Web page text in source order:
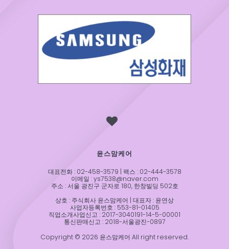
윤스맘케어
대표전화 : 02-458-3579 | 팩스 : 02-444-3578
이메일 : ys7538@naver.com
주소 : 서울 광진구 군자로 180, 한창빌딩 502호
상호 : 주식회사 윤스맘케어 | 대표자 : 윤연상
사업자등록번호 : 553-81-01405
직업소개사업신고 : 2017-3040191-14-5-00001
통신판매신고 : 2018-서울광진-0897
Copyright © 2026 윤스맘케어 All right reserved.